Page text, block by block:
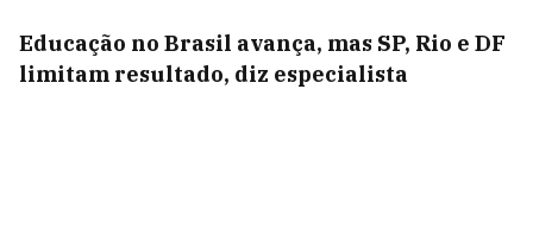
Educação no Brasil avança, mas SP, Rio e DF
limitam resultado, diz especialista